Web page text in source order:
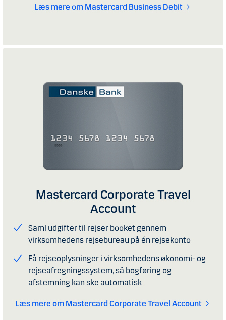
Læs mere om Mastercard Business Debit
Mastercard Corporate Travel
Account
Saml udgifter til rejser booket gennem
virksomhedens rejsebureau på én rejsekonto
Få rejseoplysninger i virksomhedens økonomi- og
rejseafregningssystem, så bogføring og
afstemning kan ske automatisk
Læs mere om Mastercard Corporate Travel Account